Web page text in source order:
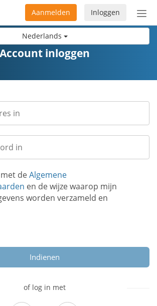
Nederlands
Inloggen
Aanmelden
Account inloggen
deAlgemene
en de wijze waarop mijn
worden verzameld en
Indienen
of log in met